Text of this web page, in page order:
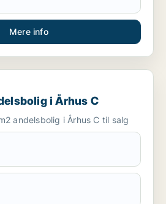
Mere info
i Århus C
i Århus C
andelsbolig i Århus C til salg